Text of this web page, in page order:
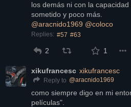
los demás ni con la
sometido y poco más.
@aracnido1969 @coloco
Replies: #57 #63
2 1
xikufrancesc xikufrancesc
Reply to @aracnido1969
como siempre digo en mi
películas".